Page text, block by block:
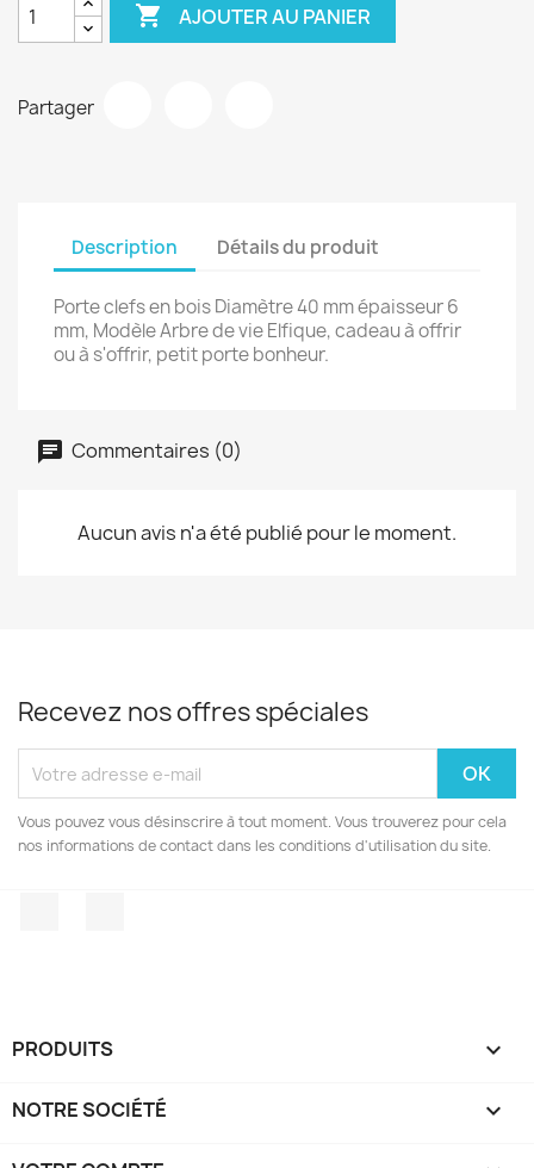
 AJOUTER AU PANIER
Partager
Description Détails du produit
Porte clefs en bois Diamètre 40 mm épaisseur 6
mm, Modèle Arbre de vie Elfique, cadeau à offrir
ou à s'offrir, petit porte bonheur.
Commentaires (0)
Aucun avis n'a été publié pour le moment.
Recevez nos offres spéciales
Vous pouvez vous désinscrire à tout moment. Vous trouverez pour cela
nos informations de contact dans les conditions d'utilisation du site.
PRODUITS 
NOTRE SOCIÉTÉ 